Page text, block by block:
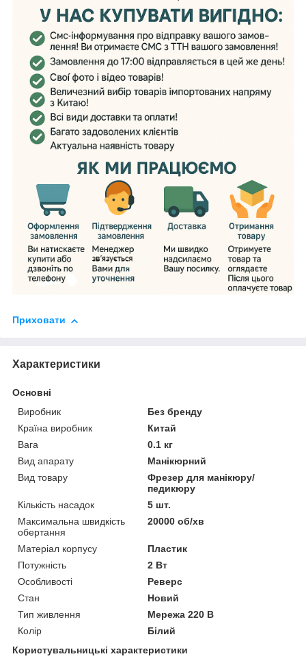
Приховати
Характеристики
Основні
Виробник
Без бренду
Країна виробник
Китай
Вага
0.1 кг
Вид апарату
Манікюрний
Вид товару
Фрезер для манікюру/
педикюру
Кількість насадок
5 шт.
Максимальна швидкість
обертання
20000 об/хв
Матеріал корпусу
Пластик
Потужність
2 Вт
Особливості
Реверс
Стан
Новий
Тип живлення
Мережа 220 В
Колір
Білий
Користувальницькі характеристики